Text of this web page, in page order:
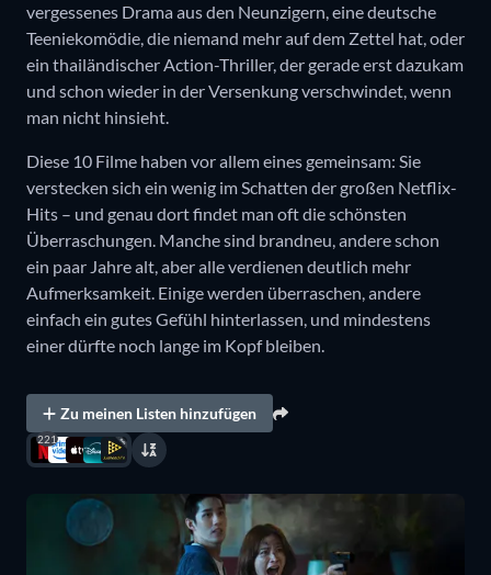
vergessenes Drama aus den Neunzigern, eine deutsche
Teeniekomödie, die niemand mehr auf dem Zettel hat, oder
ein thailändischer Action-Thriller, der gerade erst dazukam
und schon wieder in der Versenkung verschwindet, wenn
man nicht hinsieht.
Diese 10 Filme haben vor allem eines gemeinsam: Sie
verstecken sich ein wenig im Schatten der großen Netflix-
Hits – und genau dort findet man oft die schönsten
Überraschungen. Manche sind brandneu, andere schon
ein paar Jahre alt, aber alle verdienen deutlich mehr
Aufmerksamkeit. Einige werden überraschen, andere
einfach ein gutes Gefühl hinterlassen, und mindestens
einer dürfte noch lange im Kopf bleiben.
Zu meinen Listen hinzufügen
221